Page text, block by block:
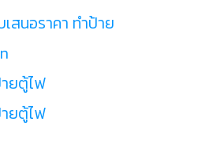
สนอราคา ทำป้าย
ยตู้ไฟ
ยตู้ไฟ